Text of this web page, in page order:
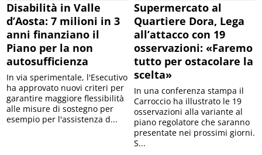
Disabilità in Valle
d’Aosta: 7 milioni in 3
anni finanziano il
Piano per la non
autosufficienza
In via sperimentale, l'Esecutivo
ha approvato nuovi criteri per
garantire maggiore flessibilità
alle misure di sostegno per
esempio per l'assistenza d...
Supermercato al
Quartiere Dora, Lega
all’attacco con 19
osservazioni: «Faremo
tutto per ostacolare la
scelta»
In una conferenza stampa il
Carroccio ha illustrato le 19
osservazioni alla variante al
piano regolatore che saranno
presentate nei prossimi giorni.
S...